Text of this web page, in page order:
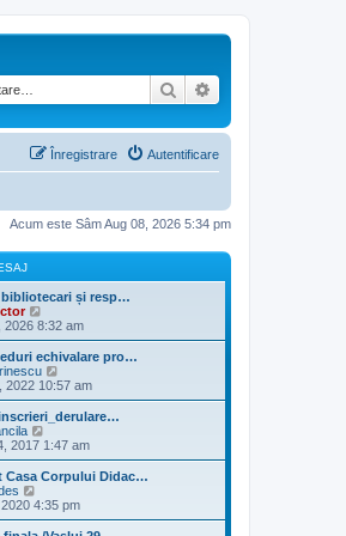
Căutare
Autentificare
Înregistrare
Acum este Sâm Aug 08, 2026 5:34 pm
și resp…
e
z
i
u
l
i
m
u
l
e
a
j
2026 8:32 am
echivalare pro…
e
z
i
l
m
2022 10:57 am
e
z
i
l
i
2017 1:47 am
Casa Corpului Didac…
e
z
i
4:35 pm